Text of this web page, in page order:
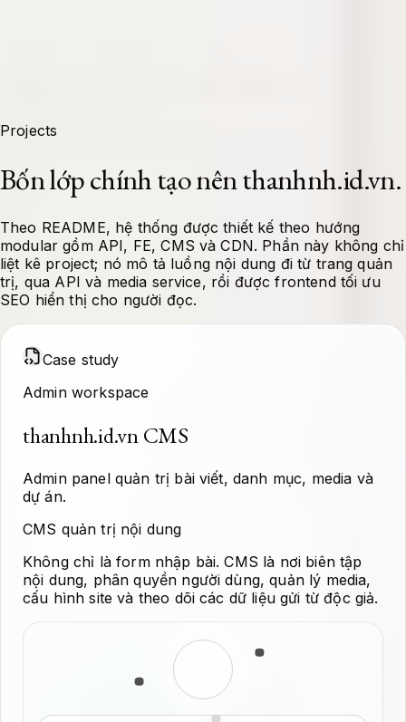
Projects
Bốn lớp chính tạo nên thanhnh.id.vn.
Theo README, hệ thống được thiết kế theo hướng
modular gồm API, FE, CMS và CDN. Phần này không chỉ
liệt kê project; nó mô tả luồng nội dung đi từ trang quản
trị, qua API và media service, rồi được frontend tối ưu
SEO hiển thị cho người đọc.
Case study
Admin workspace
thanhnh.id.vn CMS
Admin panel quản trị bài viết, danh mục, media và
dự án.
CMS quản trị nội dung
Không chỉ là form nhập bài. CMS là nơi biên tập
nội dung, phân quyền người dùng, quản lý media,
cấu hình site và theo dõi các dữ liệu gửi từ độc giả.